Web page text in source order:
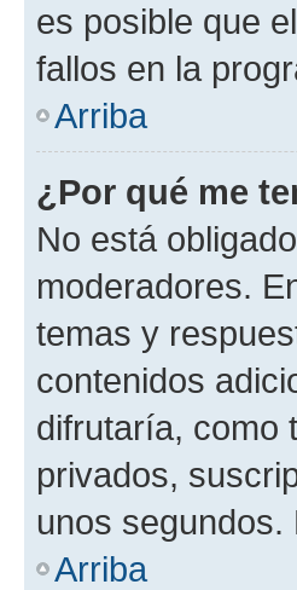
es posible que
fallos en la
Arriba
¿Por qué me
No está
moderadores.
temas y
contenidos
difrutaría, como
privados,
unos
Arriba